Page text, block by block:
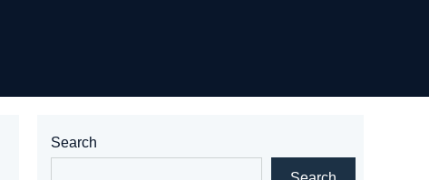
Search